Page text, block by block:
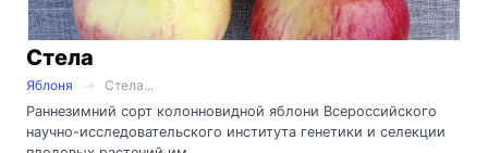
Стела
Яблоня
Стела...
Раннезимний сорт колонновидной яблони Всероссийского
научно-исследовательского института генетики и селекции